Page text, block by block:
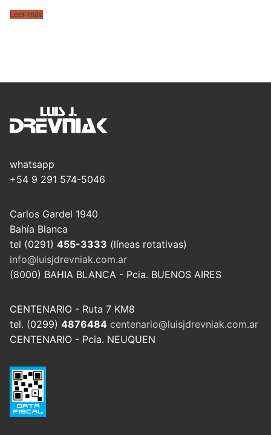
Leer más
whatsapp
+54 9 291 574-5046
Carlos Gardel 1940
Bahía Blanca
tel (0291) 455-3333 (líneas rotativas)
info@luisjdrevniak.com.ar
(8000) BAHIA BLANCA - Pcia. BUENOS AIRES
CENTENARIO - Ruta 7 KM8
tel. (0299) 4876484 centenario@luisjdrevniak.com.ar
CENTENARIO - Pcia. NEUQUEN